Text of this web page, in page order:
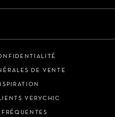
DE VENTE
VERYCHIC